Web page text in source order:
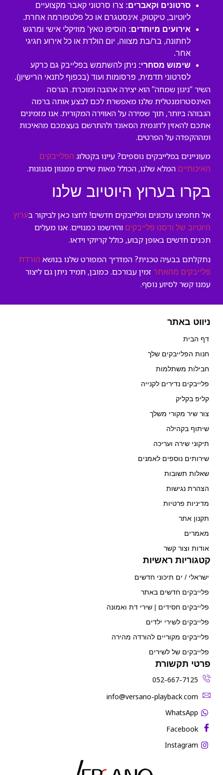
סרטונים וקאברים: צרו סרטוני קאבר מקצועיים
ליוטיוב, טיקטוק, אינסטגרם או כל פלטפורמה אחרת.
אירועים מיוחדים: הוסיפו טאץ’ מוזיקלי אישי ומרגש
לחתונה, בר/בת מצווה, יום הולדת או כל אירוע חגיגי
אחר.
שימוש מסחרי: ניתן להשתמש בפלייבק גם כרקע
לסרטוני תדמית, פרסומות ועוד (בכפוף לתנאי הרישיון).
השיר “ניגון שמחה” הוא יצירה אהובה ומוכרת. הגרסה
האינסטרומנטלית שלנו מאפשרת לכם לבצע אותה ברמה
הגבוהה ביותר, תוך שמירה על האווירה המקורית. אנו מזמינים
אתכם להאזין לדוגמית הסאונד ולהתרשם בעצמכם מהאיכות
ומההקפדה על הפרטים.
מעוניינים בפלייבקים נוספים? עיינו בקטלוג הפלייבקים
האיכותיים המלא שלנו, הכולל מאות שירים ממגוון סגנונות.
בקרו בערוץ היוטיוב שלנו
אל תחמיצו עדכונים ופלייבקים חדשים! לחצו כאן לביקור בערוץ
היוטיוב של ורסנו פלייבקים והירשמו כמנויים. אנו מעלים
תכנים חדשים באופן קבוע, כולל קריוקי וידאו.
נתקלתם בבעיה טכנית? המדריך המפורט שלנו בנושא הורדת
פלייבקים מהאתר זמין עבורכם. כמובן, תמיד ניתן גם ליצור
עמנו קשר לסיוע נוסף.
ניווט באתר
דף הבית
חנות הפלייבקים שלך
חבילות משתלמות
פלייבקים נדירים לקנייה
קליפ בקליק
צור שיר מקורי משלך
שיתוף בקהילה
תיקוני שירה ועריכה
שירותים נוספים לאמנים
שאלות תשובות
הצהרת נגישות
מדיניות פרטיות
תקנון אתר
מאמרים
אודות וצור קשר
קטגוריות ראשיות
ישראלי / ים תיכוני חדשים
פלייבקים חדשים באתר
פלייבקים חסידים | שירי דת ואמונה
פלייבקים לשירי ילדים
פלייבקים מקוריים להורדה מהירה
פלייבקים של לשירים
פרטי תקשורת
052-667-7125
‫info@versano-playback.com‬
WhatsApp
Facebook
Instagram